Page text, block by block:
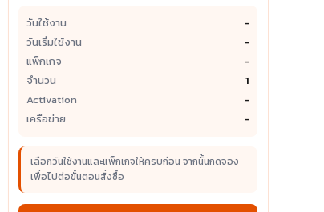
วันใช้งาน
-
วันเริ่มใช้งาน
-
แพ็กเกจ
-
จำนวน
1
Activation
-
เครือข่าย
-
เลือกวันใช้งานและแพ็กเกจให้ครบก่อน จากนั้นกดจอง
เพื่อไปต่อขั้นตอนสั่งซื้อ